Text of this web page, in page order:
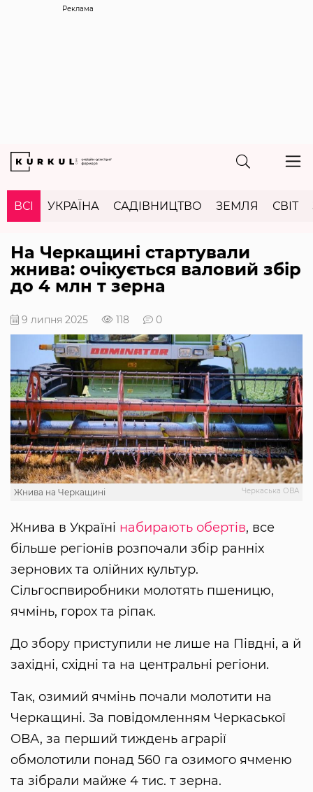
Реклама
ВСІ УКРАЇНА САДІВНИЦТВО ЗЕМЛЯ СВІТ
На Черкащині стартували
жнива: очікується валовий збір
до 4 млн т зерна
9 липня 2025 118 0
Черкаська ОВА
Жнива на Черкащині
Жнива в Україні набирають обертів, все
більше регіонів розпочали збір ранніх
зернових та олійних культур.
Сільгоспвиробники молотять пшеницю,
ячмінь, горох та ріпак.
До збору приступили не лише на Півдні, а й
західні, східні та на центральні регіони.
Так, озимий ячмінь почали молотити на
Черкащині. За повідомленням Черкаської
ОВА, за перший тиждень аграрії
обмолотили понад 560 га озимого ячменю
та зібрали майже 4 тис. т зерна.